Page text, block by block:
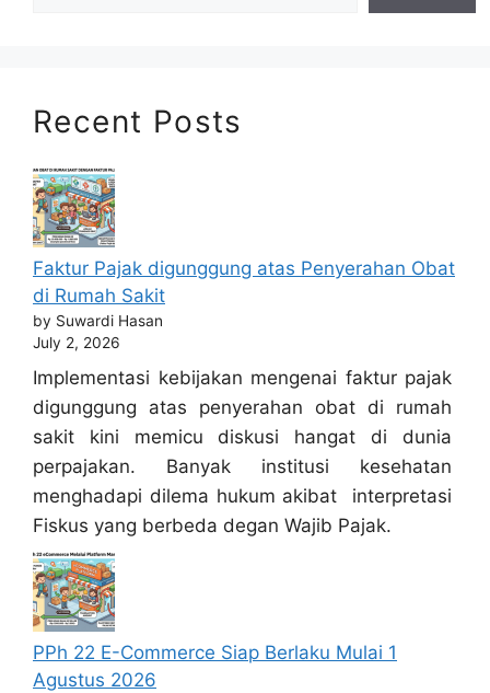
Recent Posts
Faktur Pajak digunggung atas Penyerahan Obat
di Rumah Sakit
by Suwardi Hasan
July 2, 2026
Implementasi kebijakan mengenai faktur pajak
digunggung atas penyerahan obat di rumah
sakit kini memicu diskusi hangat di dunia
perpajakan. Banyak institusi kesehatan
menghadapi dilema hukum akibat interpretasi
Fiskus yang berbeda degan Wajib Pajak.
PPh 22 E-Commerce Siap Berlaku Mulai 1
Agustus 2026